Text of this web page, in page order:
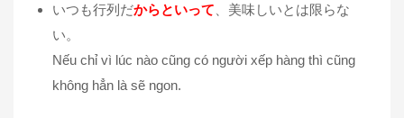
いつも行列だからといって 、美味しいとは限らな
い。
Nếu chỉ vì lúc nào cũng có người xếp hàng thì cũng
không hẳn là sẽ ngon.